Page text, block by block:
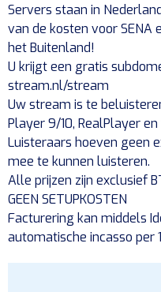
Servers staan in
van de kosten voor SENA
het Buitenland!
U krijgt een gratis
stream.nl/stream
Uw stream is te
Player 9/10, RealPlayer
Luisteraars hoeven geen
mee te kunnen luisteren.
Alle prijzen zijn exclusief
GEEN SETUPKOSTEN
Facturering kan middels
automatische incasso per